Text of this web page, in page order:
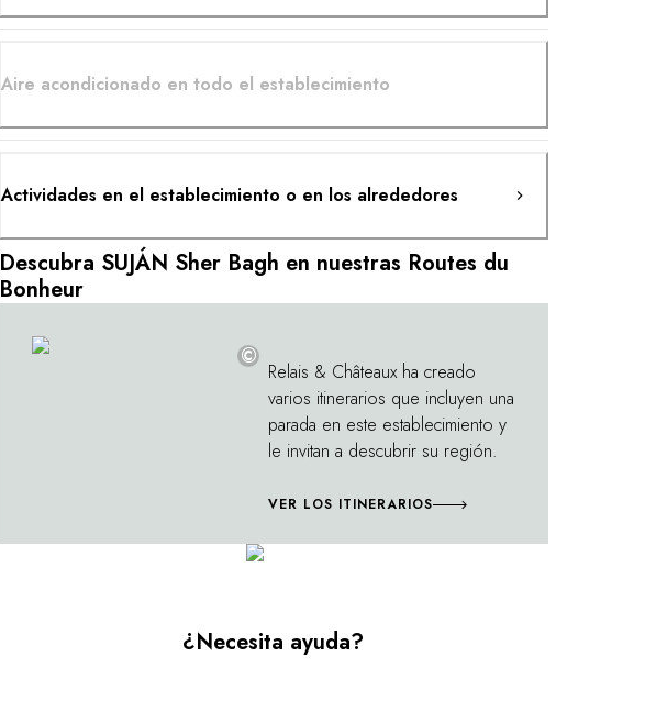
Aire acondicionado en todo el establecimiento
Actividades en el establecimiento o en los alrededores
¿Necesita ayuda?
Descubra SUJÁN Sher Bagh en nuestras Routes du
Bonheur
©
Relais & Châteaux ha creado
varios itinerarios que incluyen una
parada en este establecimiento y
le invitan a descubrir su región.
VER LOS ITINERARIOS